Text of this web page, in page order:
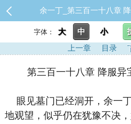
余一丁_第三百一十八章 降
字体： 大 中 小
上一章
目录
第三百一十八章 降服异
眼见墓门已经洞开，余一
地观望，似乎仍在犹豫不决